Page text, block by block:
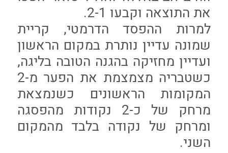
את התוצאה וקבעו 2-1.
למרות ההפסד הדרמטי, קריית
שמונה עדיין נותרת במקום הראשון
ועדיין מחזיקה בהגנה הטובה בליגה,
כשטבריה מצמצמת את הפער מ-2
המקומות הראשונים כשנמצאת
מרחק של כ-2 נקודות מהפסגה
ומרחק של נקודה בלבד מהמקום
השני.